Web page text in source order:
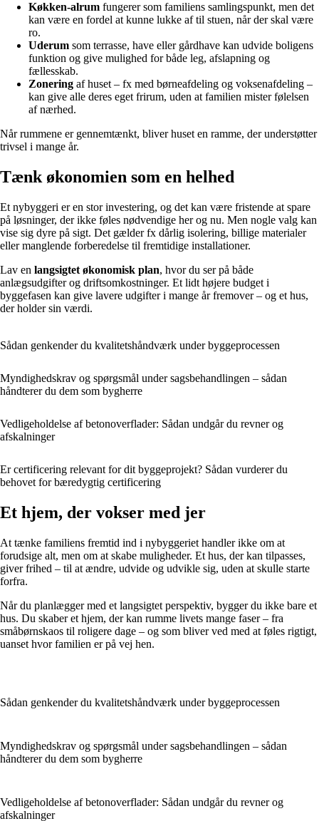
Køkken-alrum fungerer som familiens samlingspunkt, men det
kan være en fordel at kunne lukke af til stuen, når der skal være
ro.
Uderum som terrasse, have eller gårdhave kan udvide boligens
funktion og give mulighed for både leg, afslapning og
fællesskab.
Zonering af huset – fx med børneafdeling og voksenafdeling –
kan give alle deres eget frirum, uden at familien mister følelsen
af nærhed.
Når rummene er gennemtænkt, bliver huset en ramme, der understøtter
trivsel i mange år.
Tænk økonomien som en helhed
Et nybyggeri er en stor investering, og det kan være fristende at spare
på løsninger, der ikke føles nødvendige her og nu. Men nogle valg kan
vise sig dyre på sigt. Det gælder fx dårlig isolering, billige materialer
eller manglende forberedelse til fremtidige installationer.
Lav en langsigtet økonomisk plan, hvor du ser på både
anlægsudgifter og driftsomkostninger. Et lidt højere budget i
byggefasen kan give lavere udgifter i mange år fremover – og et hus,
der holder sin værdi.
Sådan genkender du kvalitets­håndværk under byggeprocessen
Myndighedskrav og spørgsmål under sagsbehandlingen – sådan
håndterer du dem som bygherre
Vedligeholdelse af betonoverflader: Sådan undgår du revner og
afskalninger
Er certificering relevant for dit byggeprojekt? Sådan vurderer du
behovet for bæredygtig certificering
Et hjem, der vokser med jer
At tænke familiens fremtid ind i nybyggeriet handler ikke om at
forudsige alt, men om at skabe muligheder. Et hus, der kan tilpasses,
giver frihed – til at ændre, udvide og udvikle sig, uden at skulle starte
forfra.
Når du planlægger med et langsigtet perspektiv, bygger du ikke bare et
hus. Du skaber et hjem, der kan rumme livets mange faser – fra
småbørnskaos til roligere dage – og som bliver ved med at føles rigtigt,
uanset hvor familien er på vej hen.
Sådan genkender du kvalitets­håndværk under byggeprocessen
Myndighedskrav og spørgsmål under sagsbehandlingen – sådan
håndterer du dem som bygherre
Vedligeholdelse af betonoverflader: Sådan undgår du revner og
afskalninger